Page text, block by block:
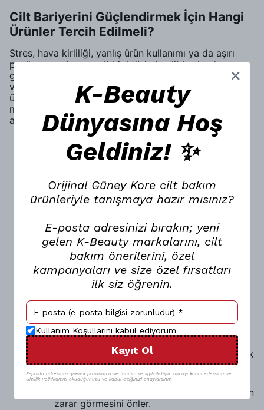
Cilt Bariyerini Güçlendirmek İçin Hangi
Ürünler Tercih Edilmeli?
Stres, hava kirliliği, yanlış ürün kullanımı ya da aşırı
peeling uygulaması gibi faktörlerle cilt bariyeri zarar
görebilir. Böyle bir durum da ciltte kuruluk, hassasiyet
ve kızarıklık gibi sorunlara yol açar. Bu noktada doğru
ürünlerle cilt bariyerinizi onarıp güçlendirmek
mümkündür. Cilt sağlığınızı destekleyecek ürünler
arasında şunlar yer alır:
Cilt bariyerini zedelemeyen, sabun ve alkol
içermeyen, pH dengeli temizleyiciler
kullanmalısınız.
Seramidler, cilt bariyerini yenilemek için
temel yapı taşlarıdır. Bileşenler, yoğun nem
sağlayarak cildinizi korur.
derinlemesine nemlendirme etkisiyle cilt
bariyerini destekler ve elastikiyeti artırır.
Omega 3 ve Omega 6 içeren yağlar, cildin
nem tutma kapasitesini artırarak bariyeri
güçlendirir.
Probiyotik ya da prebiyotik içerikli ürünler,
cildin doğal mikrobiyom dengesini
destekleyerek bariyer fonksiyonlarını
iyileştirir.
antioksidanlar, serbest radikallerle savaşarak
cilt bariyerini korur.
Geniş spektrumlu bir güneş kremi, cildinizi
zararlı UV ışınlarına karşı koruyarak bariyerin
zarar görmesini önler.
K-Beauty
Dünyasına Hoş
Geldiniz! ✨
Orijinal Güney Kore cilt bakım
ürünleriyle tanışmaya hazır mısınız?
E-posta adresinizi bırakın; yeni
gelen K-Beauty markalarını, cilt
bakım önerilerini, özel
kampanyaları ve size özel fırsatları
ilk siz öğrenin.
Kullanım Koşullarını kabul ediyorum
Kayıt Ol
E-posta adresinizi girerek pazarlama ve tanıtım ile ilgili iletişim almayı kabul edersiniz ve
Gizlilik Politikamızı okuduğunuzu ve kabul ettiğinizi onaylarsınız.